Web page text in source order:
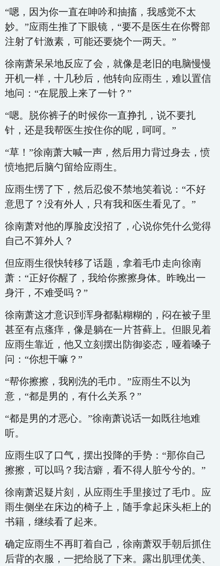
“嗯，因为你一直在呻吟和抽搐，我感觉不太
妙。”应雨生推了下眼镜，“要不是医生在你臀部
注射了针激素，可能还要烧个一两天。”
徐南萧呆呆地反应了会，就像是老旧的电脑慢慢
开机一样，十几秒后，他转向应雨生，难以置信
地问：“在屁股上来了一针？”
“嗯。脱你裤子的时候你一直挣扎，说不要扎
针，还是我帮医生按住你的呢，呵呵。”
“草！”徐南萧大喊一声，然后用力背过身去，愤
愤地把后脑勺留给应雨生。
应雨生愣了下，然后忍俊不禁地笑着说：“不好
意思了？没有外人，只有我和医生看见了。”
徐南萧对他的厚脸皮没招了，心说你凭什么觉得
自己不算外人？
但应雨生很快转移了话题，拿着毛巾走向徐南
萧：“正好你醒了，我给你擦擦身体。昨晚出一
身汗，不难受吗？”
徐南萧这才意识到浑身都黏糊糊的，闷在被子里
甚至有点瘙痒，像是躺在一片苔藓上。但眼见着
应雨生靠近，他又立刻摆出防御姿态，哑着嗓子
问：“你想干嘛？”
“帮你擦擦，我刚洗的毛巾。”应雨生不以为
意，“都是男的，有什么关系？”
“都是男的才恶心。”徐南萧说话一如既往地难
听。
应雨生叹了口气，摆出投降的手势：“那你自己
擦擦，可以吗？我洁癖，看不得人脏兮兮的。”
徐南萧迟疑片刻，从应雨生手里接过了毛巾。应
雨生侧坐在床边的椅子上，随手拿起床头柜上的
书籍，继续看了起来。
确定应雨生不再盯着自己，徐南萧双手朝后抓住
后背的衣服，一把给脱了下来。露出肌理优美、